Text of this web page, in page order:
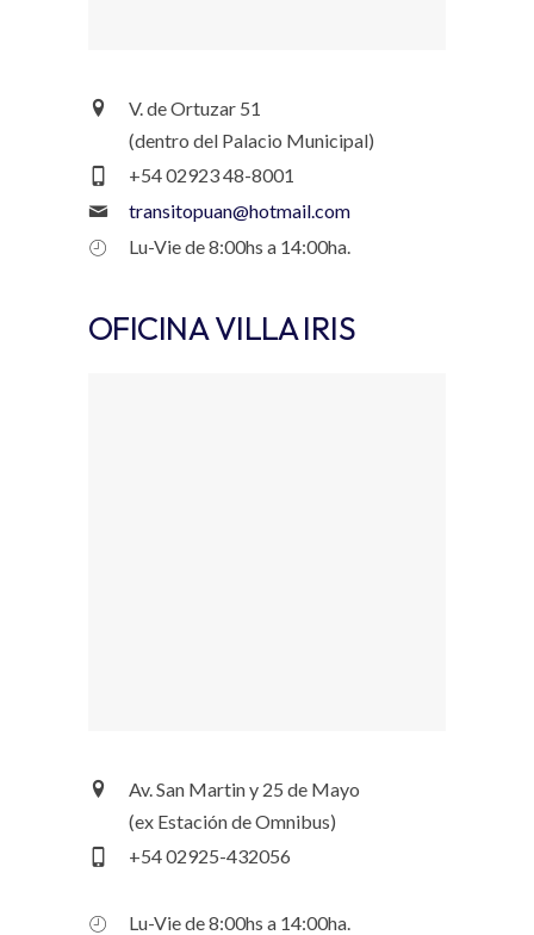
V. de Ortuzar 51
(dentro del Palacio Municipal)
+54 02923 48-8001
transitopuan@hotmail.com
Lu-Vie de 8:00hs a 14:00ha.
OFICINA VILLA IRIS
Av. San Martin y 25 de Mayo
(ex Estación de Omnibus)
+54 02925-432056
Lu-Vie de 8:00hs a 14:00ha.